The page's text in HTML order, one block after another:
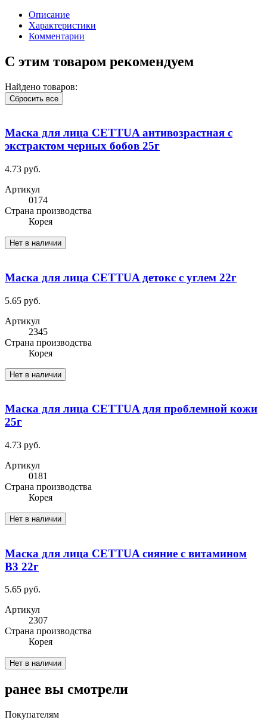
Описание
Характеристики
Комментарии
С этим товаром рекомендуем
Найдено товаров:
Сбросить все
Маска для лица CETTUA антивозрастная с
экстрактом черных бобов 25г
4.73 руб.
Артикул
0174
Cтрана производства
Корея
Нет в наличии
Маска для лица CETTUA детокс с углем 22г
5.65 руб.
Артикул
2345
Cтрана производства
Корея
Нет в наличии
Маска для лица CETTUA для проблемной кожи
25г
4.73 руб.
Артикул
0181
Cтрана производства
Корея
Нет в наличии
Маска для лица CETTUA сияние с витамином
В3 22г
5.65 руб.
Артикул
2307
Cтрана производства
Корея
Нет в наличии
ранее вы смотрели
Покупателям